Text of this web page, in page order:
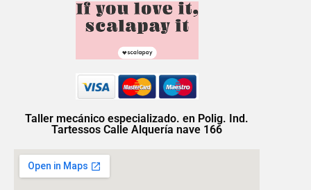
Taller mecánico especializado. en Polig. Ind.
Tartessos Calle Alquería nave 166